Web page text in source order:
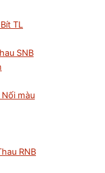
TL
SNB
màu
RNB